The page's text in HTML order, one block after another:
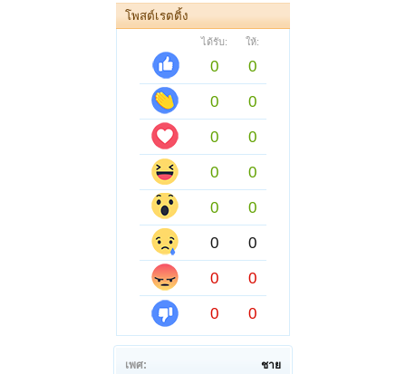
โพสต์เรตติ้ง
ได้รับ: ให้:
0
0
0
0
0
0
0
0
0
0
0
0
0
0
0
0
เพศ: ชาย